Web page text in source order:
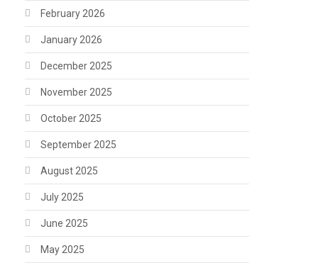
February 2026
January 2026
December 2025
November 2025
October 2025
September 2025
August 2025
July 2025
June 2025
May 2025